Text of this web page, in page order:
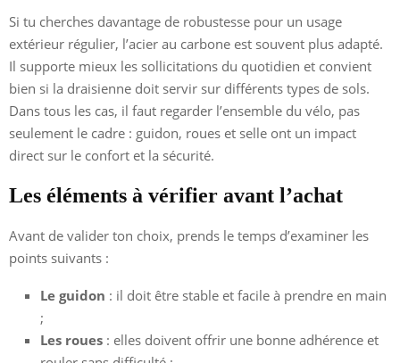
Si tu cherches davantage de robustesse pour un usage
extérieur régulier, l’acier au carbone est souvent plus adapté.
Il supporte mieux les sollicitations du quotidien et convient
bien si la draisienne doit servir sur différents types de sols.
Dans tous les cas, il faut regarder l’ensemble du vélo, pas
seulement le cadre : guidon, roues et selle ont un impact
direct sur le confort et la sécurité.
Les éléments à vérifier avant l’achat
Avant de valider ton choix, prends le temps d’examiner les
points suivants :
Le guidon : il doit être stable et facile à prendre en main
;
Les roues : elles doivent offrir une bonne adhérence et